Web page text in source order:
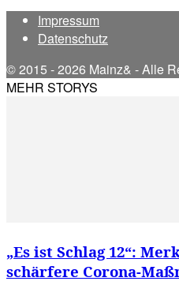
Impressum
Datenschutz
© 2015 - 2026 Mainz& - Alle
MEHR STORYS
„Es ist Schlag 12“:
schärfere Corona-